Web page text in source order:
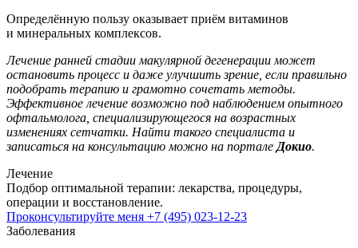
Определённую пользу оказывает приём витаминов
и минеральных комплексов.
Лечение ранней стадии макулярной дегенерации может
остановить процесс и даже улучшить зрение, если правильно
подобрать терапию и грамотно сочетать методы.
Эффективное лечение возможно под наблюдением опытного
офтальмолога, специализирующегося на возрастных
изменениях сетчатки. Найти такого специалиста и
записаться на консультацию можно на порталеДокио.
Лечение
Подбор оптимальной терапии: лекарства, процедуры,
операции и восстановление.
Проконсультируйте меня +7 (495) 023-12-23
Заболевания